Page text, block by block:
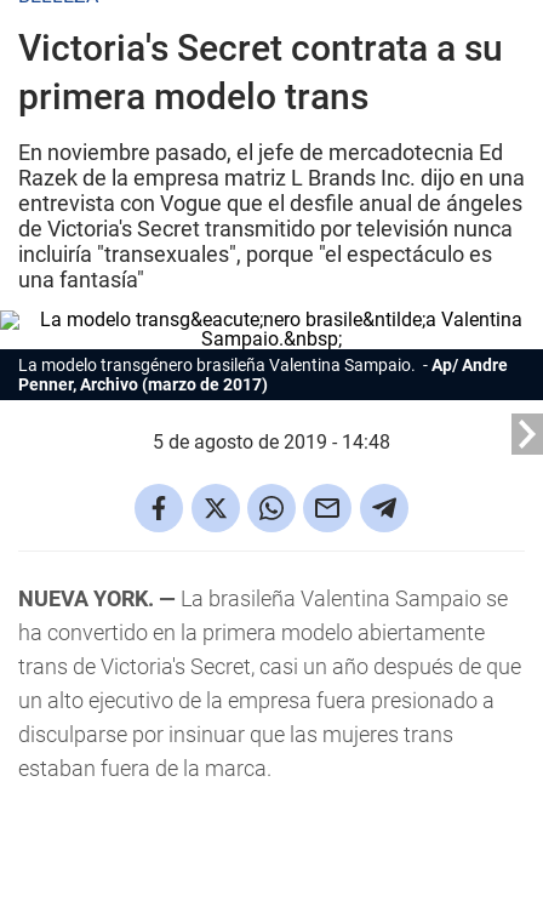
Victoria's Secret contrata a su
primera modelo trans
En noviembre pasado, el jefe de mercadotecnia Ed
Razek de la empresa matriz L Brands Inc. dijo en una
entrevista con Vogue que el desfile anual de ángeles
de Victoria's Secret transmitido por televisión nunca
incluiría "transexuales", porque "el espectáculo es
una fantasía"
La modelo transgénero brasileña Valentina Sampaio.
Ap/ Andre
Penner, Archivo (marzo de 2017)
5 de agosto de 2019 - 14:48
NUEVA YORK. — La brasileña Valentina Sampaio se
ha convertido en la primera modelo abiertamente
trans de Victoria's Secret, casi un año después de que
un alto ejecutivo de la empresa fuera presionado a
disculparse por insinuar que las mujeres trans
estaban fuera de la marca.